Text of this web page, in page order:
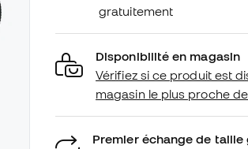
gratuitement
Disponibilité en magasin
Vérifiez si ce produit est
magasin le plus proche
Premier échange de taille